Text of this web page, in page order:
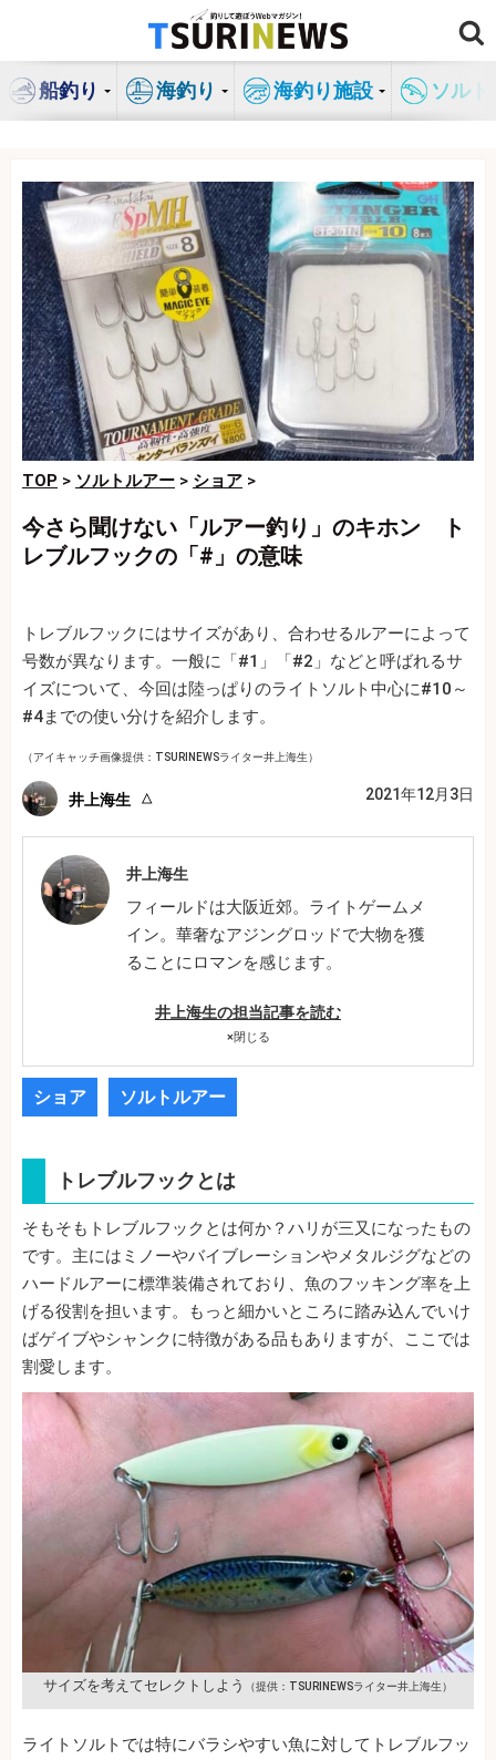
ン
船釣り 海釣り 海釣り施設 ソル
TOP > ソルトルアー > ショア >
今さら聞けない「ルアー釣り」のキホン ト
レブルフックの「#」の意味
トレブルフックにはサイズがあり、合わせるルアーによって
号数が異なります。一般に「#1」「#2」などと呼ばれるサ
イズについて、今回は陸っぱりのライトソルト中心に#10～
#4までの使い分けを紹介します。
（アイキャッチ画像提供：TSURINEWSライター井上海生）
井上海生 2021年12月3日
井上海生
フィールドは大阪近郊。ライトゲームメ
イン。華奢なアジングロッドで大物を獲
ることにロマンを感じます。
井上海生の担当記事を読む
×閉じる
ショア ソルトルアー
トレブルフックとは
そもそもトレブルフックとは何か？ハリが三又になったもの
です。主にはミノーやバイブレーションやメタルジグなどの
ハードルアーに標準装備されており、魚のフッキング率を上
げる役割を担います。もっと細かいところに踏み込んでいけ
ばゲイブやシャンクに特徴がある品もありますが、ここでは
割愛します。
サイズを考えてセレクトしよう （提供：TSURINEWSライター井上海生）
ライトソルトでは特にバラシやすい魚に対してトレブルフッ